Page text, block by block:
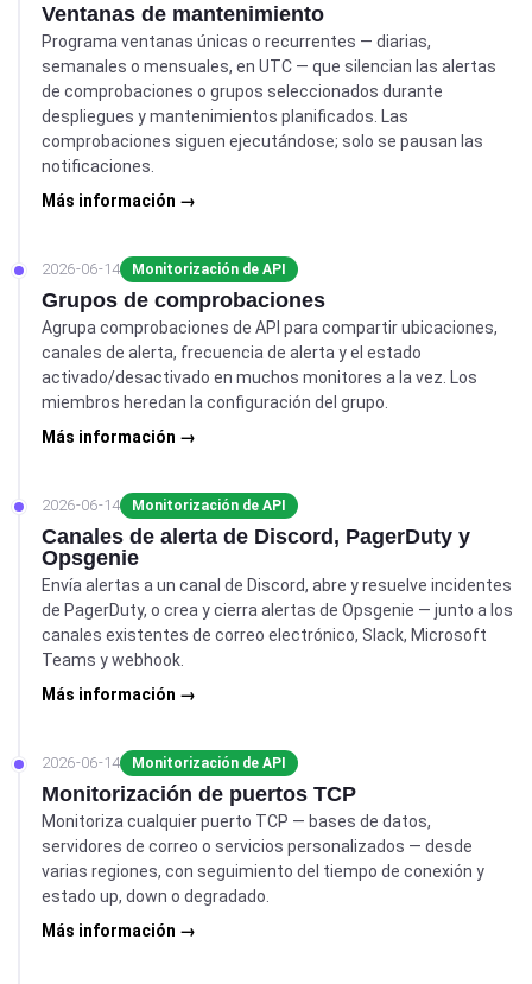
Ventanas de mantenimiento
Programa ventanas únicas o recurrentes — diarias,
semanales o mensuales, en UTC — que silencian las alertas
de comprobaciones o grupos seleccionados durante
despliegues y mantenimientos planificados. Las
comprobaciones siguen ejecutándose; solo se pausan las
notificaciones.
Más información →
2026-06-14 Monitorización de API
Grupos de comprobaciones
Agrupa comprobaciones de API para compartir ubicaciones,
canales de alerta, frecuencia de alerta y el estado
activado/desactivado en muchos monitores a la vez. Los
miembros heredan la configuración del grupo.
Más información →
2026-06-14 Monitorización de API
Canales de alerta de Discord, PagerDuty y
Opsgenie
Envía alertas a un canal de Discord, abre y resuelve incidentes
de PagerDuty, o crea y cierra alertas de Opsgenie — junto a los
canales existentes de correo electrónico, Slack, Microsoft
Teams y webhook.
Más información →
2026-06-14 Monitorización de API
Monitorización de puertos TCP
Monitoriza cualquier puerto TCP — bases de datos,
servidores de correo o servicios personalizados — desde
varias regiones, con seguimiento del tiempo de conexión y
estado up, down o degradado.
Más información →